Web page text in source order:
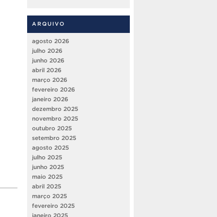
ARQUIVO
agosto 2026
julho 2026
junho 2026
abril 2026
março 2026
fevereiro 2026
janeiro 2026
dezembro 2025
novembro 2025
outubro 2025
setembro 2025
agosto 2025
julho 2025
junho 2025
maio 2025
abril 2025
março 2025
fevereiro 2025
janeiro 2025